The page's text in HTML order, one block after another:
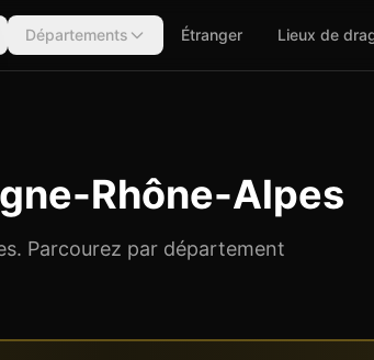
Départements Étranger Lieux de
Rhône-Alpes
. Parcourez par département